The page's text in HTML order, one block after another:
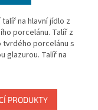
na hlavní jídlo z
porcelánu. Talíř z
tvrdého porcelánu s
glazurou. Talíř na
PRODUKTY